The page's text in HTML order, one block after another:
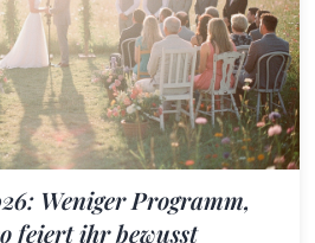
Weniger Programm,
feiert ihr bewusst